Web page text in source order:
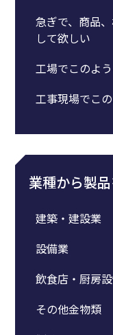
急ぎで、商品
して欲しい
工場でこのよ
工事現場でこ
業種から製
建築・建設業
設備業
飲食店・厨房
その他金物類